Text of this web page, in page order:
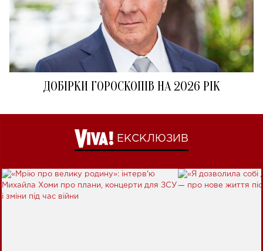
ДОБІРКИ ГОРОСКОПІВ НА 2026 РІК
ЕКСКЛЮЗИВ